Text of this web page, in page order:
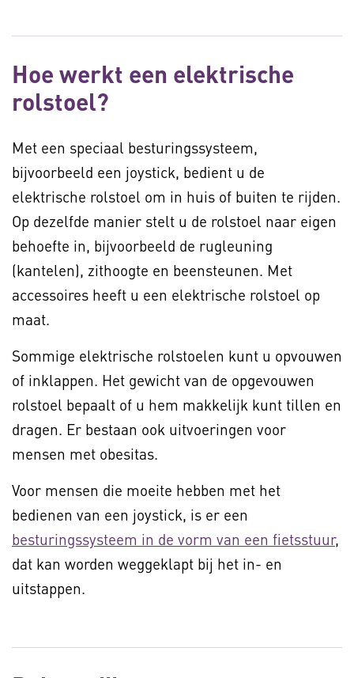
Hoe werkt een elektrische
rolstoel?
Met een speciaal besturingssysteem,
bijvoorbeeld een joystick, bedient u de
elektrische rolstoel om in huis of buiten te rijden.
Op dezelfde manier stelt u de rolstoel naar eigen
behoefte in, bijvoorbeeld de rugleuning
(kantelen), zithoogte en beensteunen. Met
accessoires heeft u een elektrische rolstoel op
maat.
Sommige elektrische rolstoelen kunt u opvouwen
of inklappen. Het gewicht van de opgevouwen
rolstoel bepaalt of u hem makkelijk kunt tillen en
dragen. Er bestaan ook uitvoeringen voor
mensen met obesitas.
Voor mensen die moeite hebben met het
bedienen van een joystick, is er een
besturingssysteem in de vorm van een fietsstuur,
dat kan worden weggeklapt bij het in- en
uitstappen.